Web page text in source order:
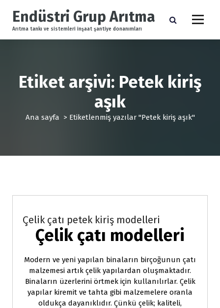
r
Endüstri Grup Arıtma
Arıtma tankı ve sistemleri inşaat şantiye donanımları
Etiket arşivi: Petek kiriş
aşık
Ana sayfa > Etiketlenmiş yazılar "Petek kiriş aşık"
Çelik çatı petek kiriş modelleri
Çelik çatı modelleri
Modern ve yeni yapılan binaların birçoğunun çatı
malzemesi artık çelik yapılardan oluşmaktadır.
Binaların üzerlerini örtmek için kullanılırlar. Çelik
yapılar kiremit ve tahta gibi malzemelere oranla
oldukça dayanıklıdır. Çünkü çelik; kaliteli,